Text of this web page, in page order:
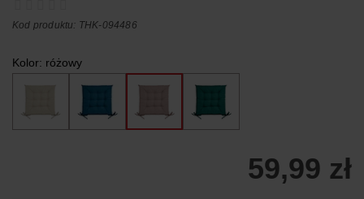
Kod produktu: THK-094486
Kolor: różowy
59,99 zł